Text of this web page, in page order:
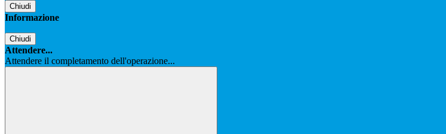
Chiudi
Informazione
Chiudi
Attendere...
Attendere il completamento dell'operazione...